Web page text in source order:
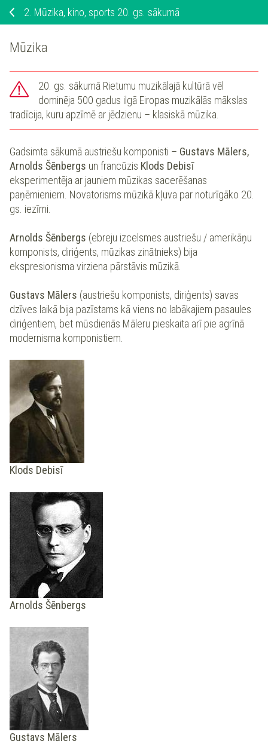
2. Mūzika, kino, sports 20. gs. sākumā
Mūzika
20. gs. sākumā Rietumu muzikālajā kultūrā vēl
dominēja 500 gadus ilgā Eiropas muzikālās mākslas
tradīcija, kuru apzīmē ar jēdzienu – klasiskā mūzika.
Gadsimta sākumā austriešu komponisti – Gustavs Mālers,
Arnolds Šēnbergs un francūzis Klods Debisī
eksperimentēja ar jauniem mūzikas sacerēšanas
paņēmieniem. Novatorisms mūzikā kļuva par noturīgāko 20.
gs. iezīmi.
Arnolds Šēnbergs (ebreju izcelsmes austriešu / amerikāņu
komponists, diriģents, mūzikas zinātnieks) bija
ekspresionisma virziena pārstāvis mūzikā.
Gustavs Mālers (austriešu komponists, diriģents) savas
dzīves laikā bija pazīstams kā viens no labākajiem pasaules
diriģentiem, bet mūsdienās Māleru pieskaita arī pie agrīnā
modernisma komponistiem.
Klods Debisī
Arnolds Šēnbergs
Gustavs Mālers